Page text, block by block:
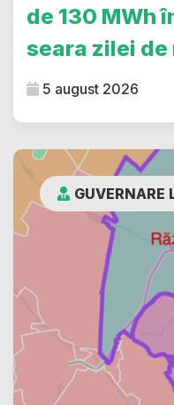
de 130 MWh
seara zilei
5 august 2026
GUVERNARE